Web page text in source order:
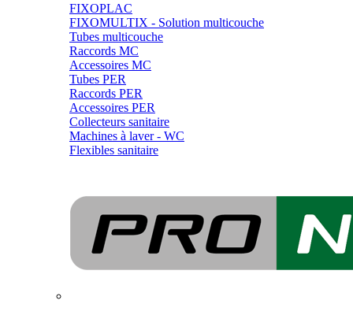
FIXOPLAC
FIXOMULTIX - Solution multicouche
Tubes multicouche
Raccords MC
Accessoires MC
Tubes PER
Raccords PER
Accessoires PER
Collecteurs sanitaire
Machines à laver - WC
Flexibles sanitaire